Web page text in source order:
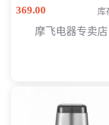
价286元
369.00 库
摩飞电器专卖店